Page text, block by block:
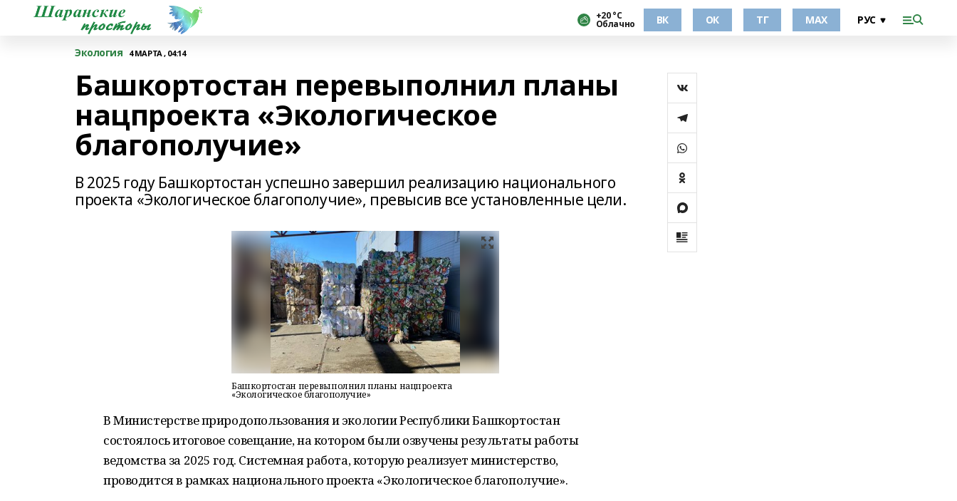
+20 °С
Облачно ВК ОК ТГ МАХ
Экология 4 МАРТА , 04:14
Башкортостан перевыполнил планы
нацпроекта «Экологическое
благополучие»
В 2025 году Башкортостан успешно завершил реализацию национального
проекта «Экологическое благополучие», превысив все установленные цели.
Башкортостан перевыполнил планы нацпроекта
«Экологическое благополучие»
В Министерстве природопользования и экологии Республики Башкортостан
состоялось итоговое совещание, на котором были озвучены результаты работы
ведомства за 2025 год. Системная работа, которую реализует министерство,
проводится в рамках национального проекта «Экологическое благополучие».